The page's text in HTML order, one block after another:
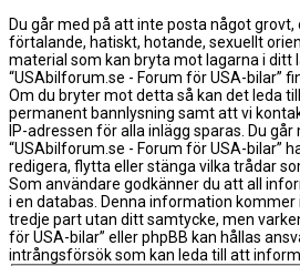
Du går med på att inte posta något grovt,
förtalande, hatiskt, hotande, sexuellt
material som kan bryta mot lagarna i ditt
“USAbilforum.se - Forum för USA-bilar”
Om du bryter mot detta så kan det leda
permanent bannlysning samt att vi
IP-adressen för alla inlägg sparas. Du
“USAbilforum.se - Forum för USA-bilar”
redigera, flytta eller stänga vilka trådar
Som användare godkänner du att all
i en databas. Denna information
tredje part utan ditt samtycke, men
för USA-bilar” eller phpBB kan hållas
intrångsförsök som kan leda till att